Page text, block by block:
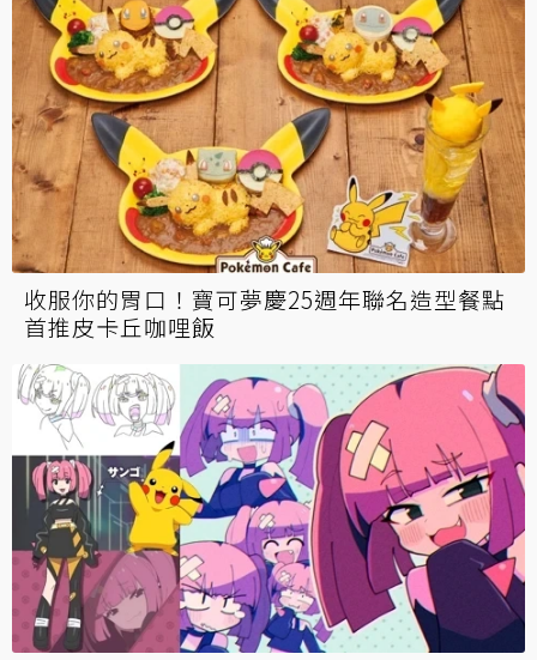
收服你的胃口！寶可夢慶25週年聯名造型餐點
首推皮卡丘咖哩飯